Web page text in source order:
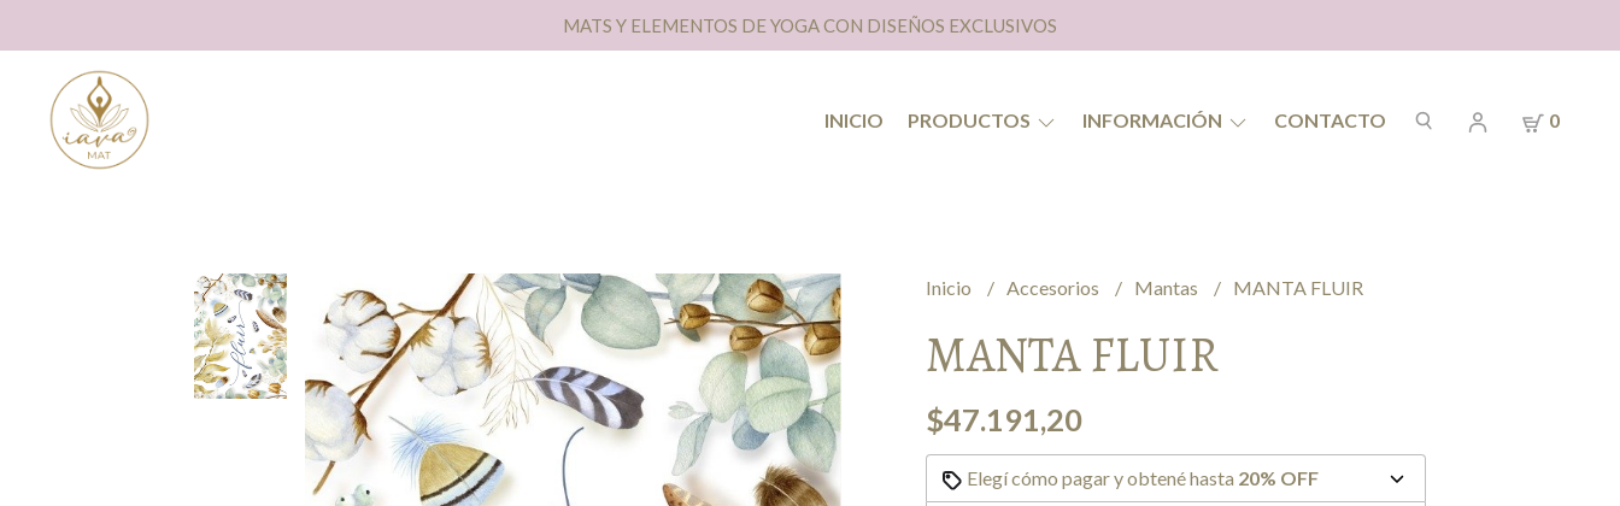
MATS Y ELEMENTOS DE YOGA CON DISEÑOS EXCLUSIVOS
INICIO PRODUCTOS INFORMACIÓN CONTACTO 0
Inicio Accesorios Mantas MANTA FLUIR
MANTA FLUIR
$47.191,20
Elegí cómo pagar y obtené hasta 20% OFF